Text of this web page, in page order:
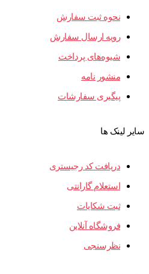
نحوه ثبت سفارش
رویه ارسال سفارش
شیوه‌های پرداخت
منشور نامه
پیگیری سفارشات
سایر لینک ها
دریافت کد رجیستری
استعلام گارانتی
ثبت شکایات
فروشگاه آنلاین
نظرسنجی